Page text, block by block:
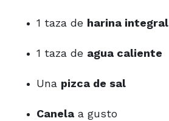
1 taza de harina integral
1 taza de agua caliente
Una pizca de sal
Canela a gusto